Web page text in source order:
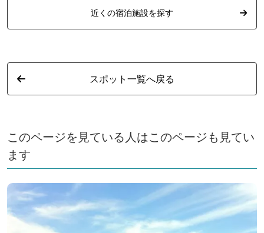
近くの宿泊施設を探す
スポット一覧へ戻る
このページを見ている人はこのページも見てい
ます